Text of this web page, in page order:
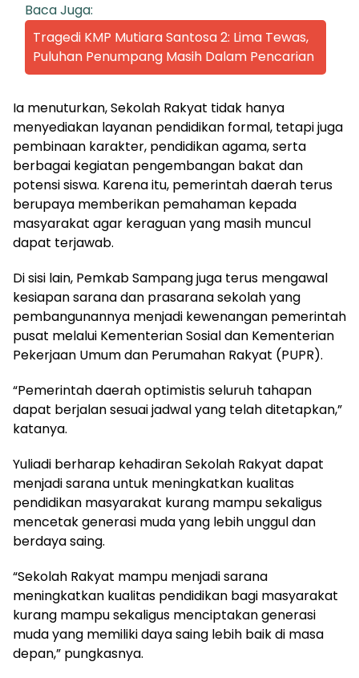
Baca Juga:
Tragedi KMP Mutiara Santosa 2: Lima Tewas,
Puluhan Penumpang Masih Dalam Pencarian
Ia menuturkan, Sekolah Rakyat tidak hanya
menyediakan layanan pendidikan formal, tetapi juga
pembinaan karakter, pendidikan agama, serta
berbagai kegiatan pengembangan bakat dan
potensi siswa. Karena itu, pemerintah daerah terus
berupaya memberikan pemahaman kepada
masyarakat agar keraguan yang masih muncul
dapat terjawab.
Di sisi lain, Pemkab Sampang juga terus mengawal
kesiapan sarana dan prasarana sekolah yang
pembangunannya menjadi kewenangan pemerintah
pusat melalui Kementerian Sosial dan Kementerian
Pekerjaan Umum dan Perumahan Rakyat (PUPR).
“Pemerintah daerah optimistis seluruh tahapan
dapat berjalan sesuai jadwal yang telah ditetapkan,”
katanya.
Yuliadi berharap kehadiran Sekolah Rakyat dapat
menjadi sarana untuk meningkatkan kualitas
pendidikan masyarakat kurang mampu sekaligus
mencetak generasi muda yang lebih unggul dan
berdaya saing.
“Sekolah Rakyat mampu menjadi sarana
meningkatkan kualitas pendidikan bagi masyarakat
kurang mampu sekaligus menciptakan generasi
muda yang memiliki daya saing lebih baik di masa
depan,” pungkasnya.